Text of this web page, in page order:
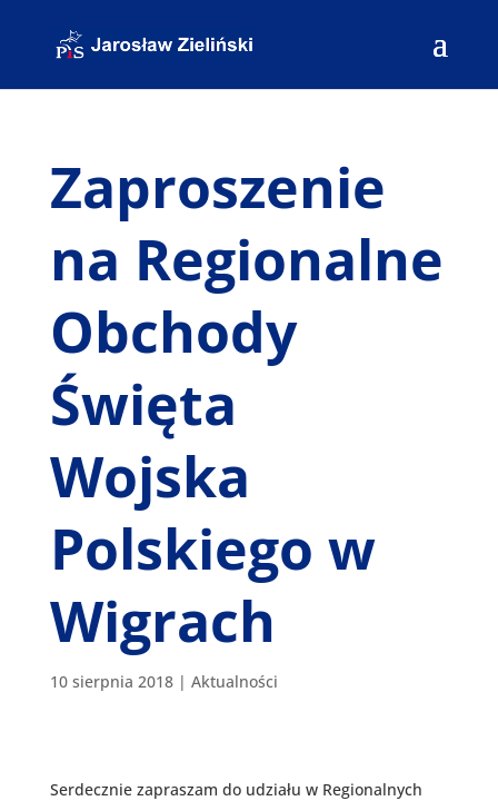
Zaproszenie
na Regionalne
Obchody
Święta
Wojska
Polskiego w
Wigrach
10 sierpnia 2018| Aktualności
Serdecznie zapraszam do udziału w Regionalnych